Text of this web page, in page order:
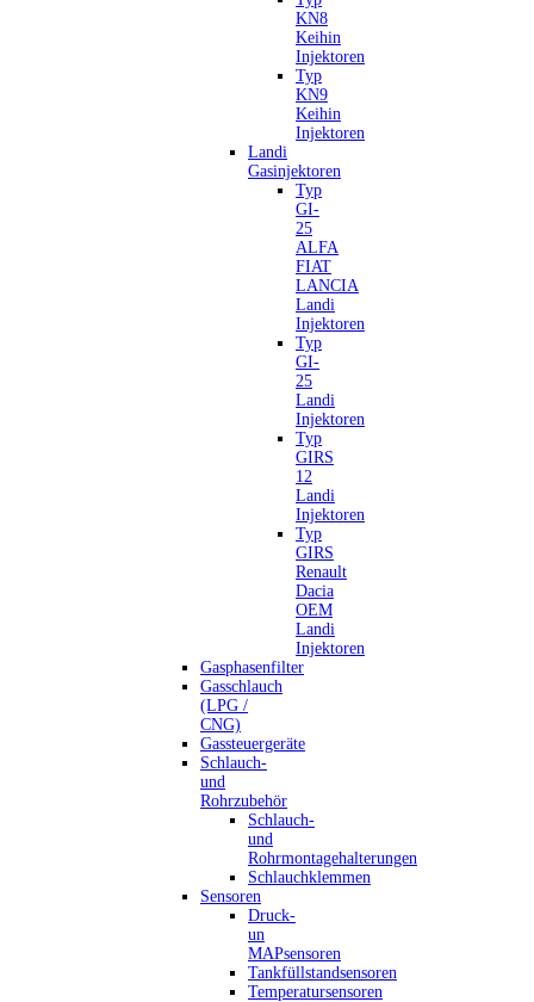
KN8
Keihin
Injektoren
Typ
KN9
Keihin
Injektoren
Landi
Gasinjektoren
Typ
GI-
25
ALFA
FIAT
LANCIA
Landi
Injektoren
Typ
GI-
25
Landi
Injektoren
Typ
GIRS
12
Landi
Injektoren
Typ
GIRS
Renault
Dacia
OEM
Landi
Injektoren
Gasphasenfilter
Gasschlauch
(LPG /
CNG)
Gassteuergeräte
Schlauch-
und
Rohrzubehör
Schlauch-
und
Rohrmontagehalterungen
Schlauchklemmen
Sensoren
Druck-
un
MAPsensoren
Tankfüllstandsensoren
Temperatursensoren